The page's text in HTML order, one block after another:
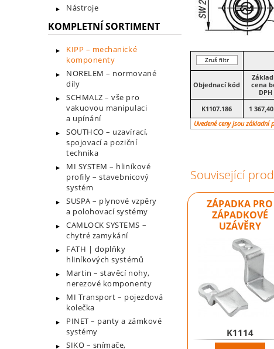
Nástroje
KOMPLETNÍ SORTIMENT
KIPP – mechanické
komponenty
NORELEM – normované
díly
SCHMALZ – vše pro
vakuovou manipulaci
a upínání
SOUTHCO – uzavírací,
spojovací a poziční
technika
MI SYSTEM – hliníkové
profily – stavebnicový
systém
SUSPA – plynové vzpěry
a polohovací systémy
CAMLOCK SYSTEMS –
chytré zamykání
FATH | doplňky
hliníkových systémů
Martin – stavěcí nohy,
nerezové komponenty
MI Transport – pojezdová
kolečka
PINET – panty a zámkové
systémy
SIKO – snímače,
Zruš filtr
Objednací kód
cena
DPH
K1107.186 1
Uvedené ceny jsou
Související
ZÁPADKA PRO
ZÁPADKOVÉ
UZÁVĚRY
K1114